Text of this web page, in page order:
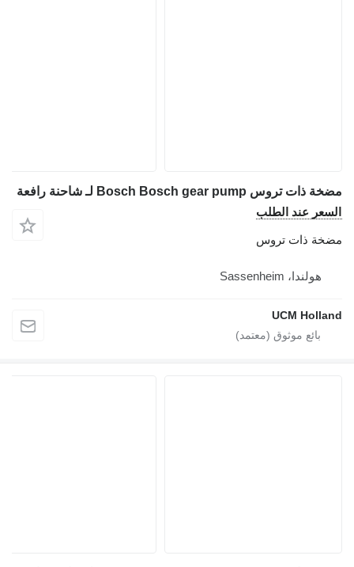
مضخة ذات تروس Bosch Bosch gear pump لـ شاحنة رافعة
السعر عند الطلب
مضخة ذات تروس
هولندا، Sassenheim
UCM Holland